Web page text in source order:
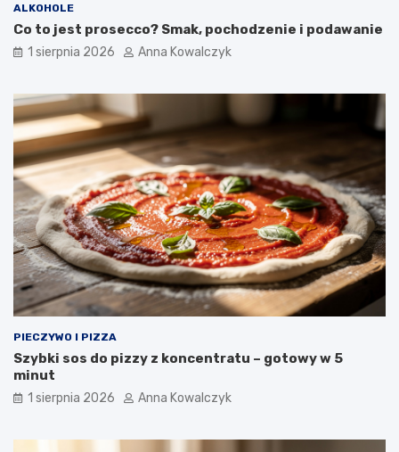
ALKOHOLE
Co to jest prosecco? Smak, pochodzenie i podawanie
1 sierpnia 2026 Anna Kowalczyk
PIECZYWO I PIZZA
Szybki sos do pizzy z koncentratu – gotowy w 5
minut
1 sierpnia 2026 Anna Kowalczyk